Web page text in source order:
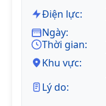
Điện lực:
Ngày:
Thời gian:
Khu vực:
Lý do: